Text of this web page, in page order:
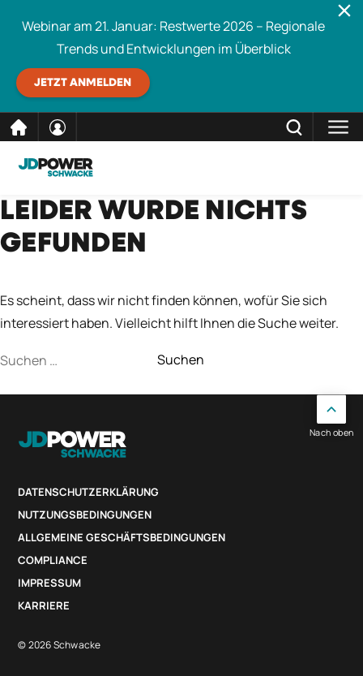
direkt
zum
Inhalt
Webinar am 21. Januar: Restwerte 2026 – Regionale
Trends und Entwicklungen im Überblick
JETZT ANMELDEN
Schwacke durchsuchen SCHLIESSEN
LEIDER WURDE NICHTS
GEFUNDEN
Es scheint, dass wir nicht finden können, wofür Sie sich
interessiert haben. Vielleicht hilft Ihnen die Suche weiter.
Suchen
DATENSCHUTZERKLÄRUNG
NUTZUNGSBEDINGUNGEN
ALLGEMEINE GESCHÄFTSBEDINGUNGEN
COMPLIANCE
IMPRESSUM
KARRIERE
© 2026 Schwacke
Nach oben